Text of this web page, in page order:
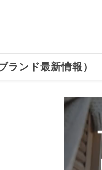
ブランド最新情報）